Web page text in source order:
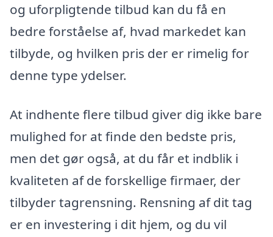
og uforpligtende tilbud kan du få en
bedre forståelse af, hvad markedet kan
tilbyde, og hvilken pris der er rimelig for
denne type ydelser.
At indhente flere tilbud giver dig ikke bare
mulighed for at finde den bedste pris,
men det gør også, at du får et indblik i
kvaliteten af de forskellige firmaer, der
tilbyder tagrensning. Rensning af dit tag
er en investering i dit hjem, og du vil